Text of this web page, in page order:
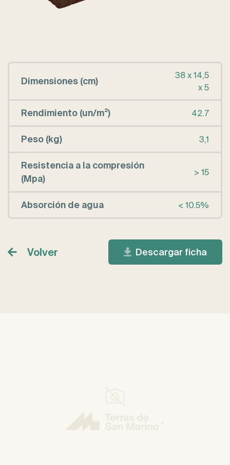
Dimensiones (cm)
38 x 14,5
x 5
Rendimiento (un/m²) 42.7
Peso (kg) 3,1
Resistencia a la compresión
(Mpa)
> 15
Absorción de agua < 10.5%
Volver Descargar ficha